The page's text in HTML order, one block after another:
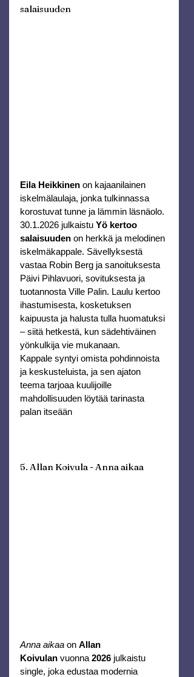
salaisuuden
Eila Heikkinen on kajaanilainen
iskelmälaulaja, jonka tulkinnassa
korostuvat tunne ja lämmin läsnäolo.
30.1.2026 julkaistu Yö kertoo
salaisuuden on herkkä ja melodinen
iskelmäkappale. Sävellyksestä
vastaa Robin Berg ja sanoituksesta
Päivi Pihlavuori, sovituksesta ja
tuotannosta Ville Palin. Laulu kertoo
ihastumisesta, kosketuksen
kaipuusta ja halusta tulla huomatuksi
– siitä hetkestä, kun sädehtiväinen
yönkulkija vie mukanaan.
Kappale syntyi omista pohdinnoista
ja keskusteluista, ja sen ajaton
teema tarjoaa kuulijoille
mahdollisuuden löytää tarinasta
palan itseään
5. Allan Koivula - Anna aikaa
Anna aikaa on Allan
Koivulan vuonna 2026 julkaistu
single, joka edustaa modernia